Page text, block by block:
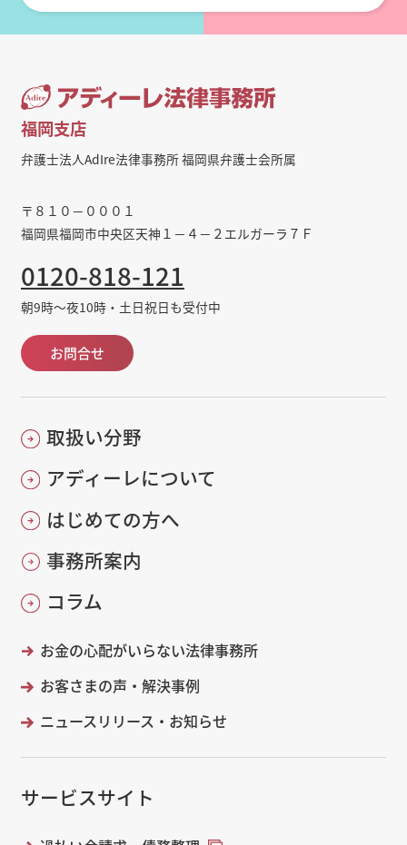
福岡支店
弁護士法人AdIre法律事務所 福岡県弁護士会所属
〒８１０－０００１
福岡県福岡市中央区天神１－４－２エルガーラ７Ｆ
0120-818-121
朝9時～夜10時・土日祝日も受付中
お問合せ
取扱い分野
アディーレについて
はじめての方へ
事務所案内
コラム
お金の心配がいらない法律事務所
お客さまの声・解決事例
ニュースリリース・お知らせ
サービスサイト